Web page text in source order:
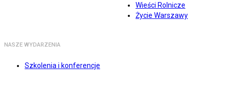
Wieści Rolnicze
Życie Warszawy
NASZE WYDARZENIA
Szkolenia i konferencje